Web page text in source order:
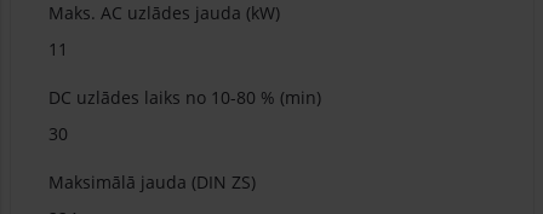
Maks. AC uzlādes jauda (kW)
11
DC uzlādes laiks no 10-80 % (min)
30
Maksimālā jauda (DIN ZS)